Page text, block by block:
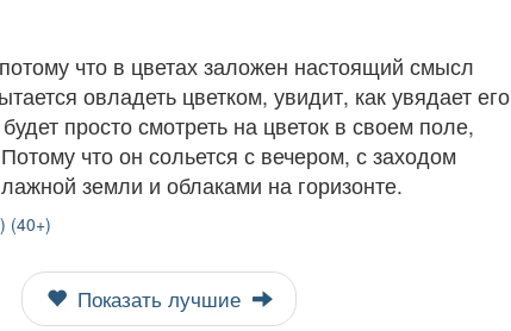
что в цветах заложен настоящий смысл
овладеть цветком, увидит, как увядает его
просто смотреть на цветок в своем поле,
что он сольется с вечером, с заходом
земли и облаками на горизонте.
(40+)
Показать лучшие